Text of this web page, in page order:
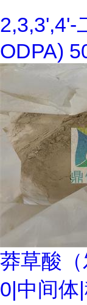
2,3,3',4'-
ODPA)
莽草酸
0|中间体